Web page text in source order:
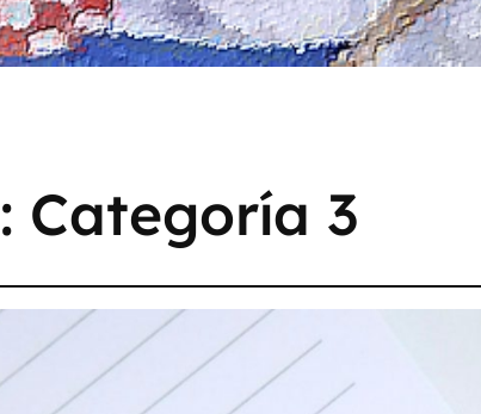
Categoría 3